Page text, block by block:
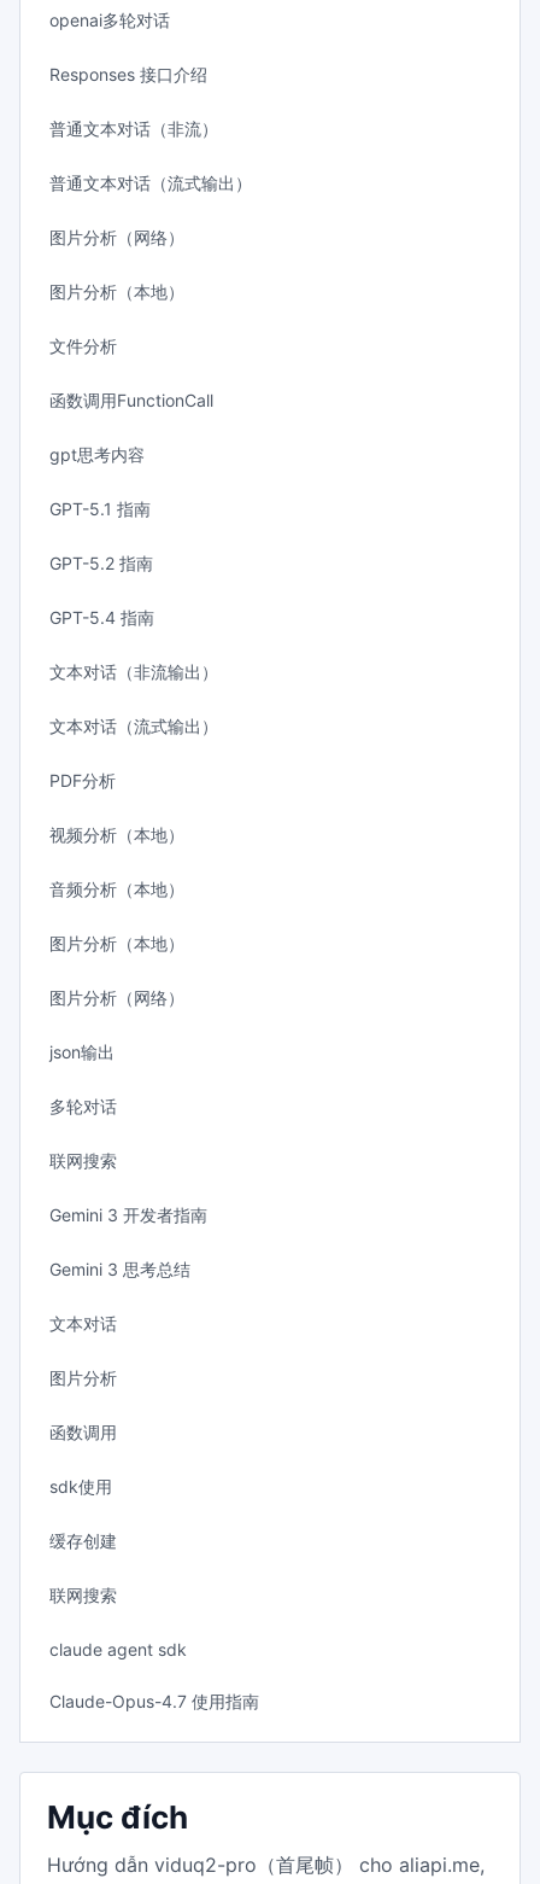
openai多轮对话
Responses 接口介绍
普通文本对话（非流）
普通文本对话（流式输出）
图片分析（网络）
图片分析（本地）
文件分析
函数调用FunctionCall
gpt思考内容
GPT-5.1 指南
GPT-5.2 指南
GPT-5.4 指南
文本对话（非流输出）
文本对话（流式输出）
PDF分析
视频分析（本地）
音频分析（本地）
图片分析（本地）
图片分析（网络）
json输出
多轮对话
联网搜索
Gemini 3 开发者指南
Gemini 3 思考总结
文本对话
图片分析
函数调用
sdk使用
缓存创建
联网搜索
claude agent sdk
Claude-Opus-4.7 使用指南
Mục đích
Hướng dẫn viduq2-pro（首尾帧） cho aliapi.me,